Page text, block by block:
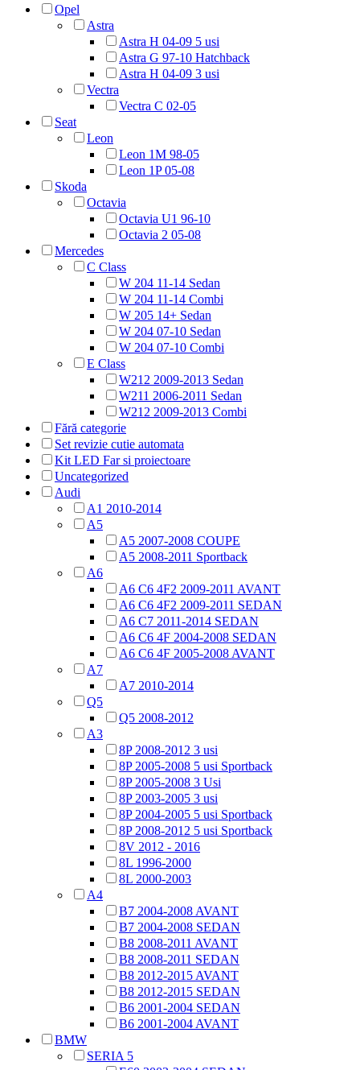
Opel
Astra
Astra H 04-09 5 usi
Astra G 97-10 Hatchback
Astra H 04-09 3 usi
Vectra
Vectra C 02-05
Seat
Leon
Leon 1M 98-05
Leon 1P 05-08
Skoda
Octavia
Octavia U1 96-10
Octavia 2 05-08
Mercedes
C Class
W 204 11-14 Sedan
W 204 11-14 Combi
W 205 14+ Sedan
W 204 07-10 Sedan
W 204 07-10 Combi
E Class
W212 2009-2013 Sedan
W211 2006-2011 Sedan
W212 2009-2013 Combi
Fără categorie
Set revizie cutie automata
Kit LED Far si proiectoare
Uncategorized
Audi
A1 2010-2014
A5
A5 2007-2008 COUPE
A5 2008-2011 Sportback
A6
A6 C6 4F2 2009-2011 AVANT
A6 C6 4F2 2009-2011 SEDAN
A6 C7 2011-2014 SEDAN
A6 C6 4F 2004-2008 SEDAN
A6 C6 4F 2005-2008 AVANT
A7
A7 2010-2014
Q5
Q5 2008-2012
A3
8P 2008-2012 3 usi
8P 2005-2008 5 usi Sportback
8P 2005-2008 3 Usi
8P 2003-2005 3 usi
8P 2004-2005 5 usi Sportback
8P 2008-2012 5 usi Sportback
8V 2012 - 2016
8L 1996-2000
8L 2000-2003
A4
B7 2004-2008 AVANT
B7 2004-2008 SEDAN
B8 2008-2011 AVANT
B8 2008-2011 SEDAN
B8 2012-2015 AVANT
B8 2012-2015 SEDAN
B6 2001-2004 SEDAN
B6 2001-2004 AVANT
BMW
SERIA 5